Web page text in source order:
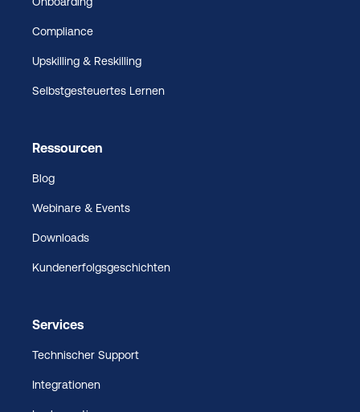
Compliance
Upskilling & Reskilling
Selbstgesteuertes Lernen
Ressourcen
Blog
Webinare & Events
Downloads
Kundenerfolgsgeschichten
Services
Technischer Support
Integrationen